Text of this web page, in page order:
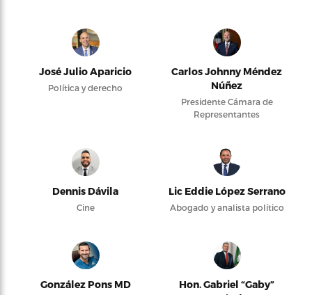
José Julio Aparicio
Política y derecho
Carlos Johnny Méndez
Núñez
Presidente Cámara de
Representantes
Dennis Dávila
Cine
Lic Eddie López Serrano
Abogado y analista político
González Pons MD
Hon. Gabriel “Gaby”